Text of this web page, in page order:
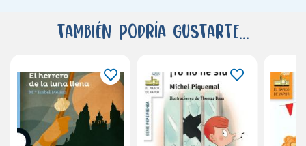
También podría gustarte...